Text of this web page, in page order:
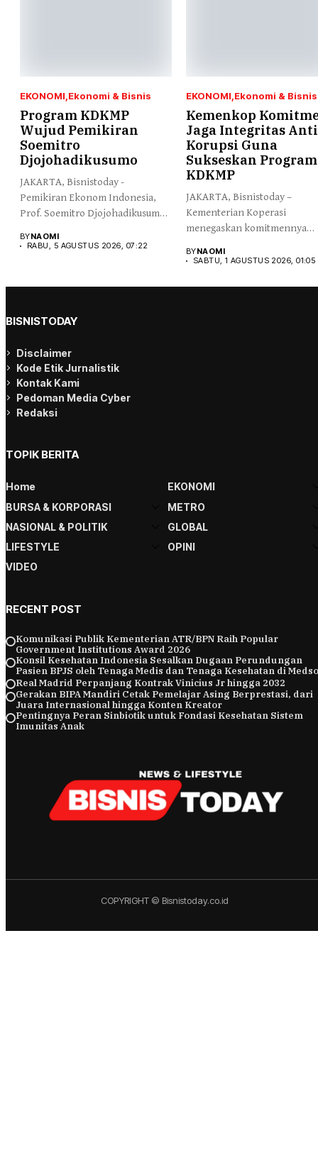
EKONOMI Ekonomi & Bisnis
Program KDKMP
Wujud Pemikiran
Soemitro
Djojohadikusumo
JAKARTA, Bisnistoday -
Pemikiran Ekonom Indonesia,
Prof. Soemitro Djojohadikusumo
BYNAOMI
RABU, 5 AGUSTUS 2026, 07:22
EKONOMI Ekonomi & Bisnis
Kemenkop
Jaga Integritas Anti
Korupsi Guna
Sukseskan Program
KDKMP
JAKARTA, Bisnistoday –
Kementerian Koperasi
menegaskan komitmennya
kepercayaan publik...
BYNAOMI
SABTU, 1 AGUSTUS 2026, 01:05
BISNISTODAY
Disclaimer
Kode Etik Jurnalistik
Kontak Kami
Pedoman Media Cyber
Redaksi
TOPIK BERITA
Home
EKONOMI
BURSA & KORPORASI
METRO
NASIONAL & POLITIK
GLOBAL
LIFESTYLE
OPINI
VIDEO
RECENT POST
Komunikasi Publik Kementerian ATR/BPN Raih Popular
Government Institutions Award 2026
Konsil Kesehatan Indonesia Sesalkan Dugaan Perundungan
Pasien BPJS oleh Tenaga Medis dan Tenaga Kesehatan di
Real Madrid Perpanjang Kontrak Vinicius Jr hingga 2032
Gerakan BIPA Mandiri Cetak Pemelajar Asing Berprestasi, dari
Juara Internasional hingga Konten Kreator
Pentingnya Peran Sinbiotik untuk Fondasi Kesehatan Sistem
Imunitas Anak
COPYRIGHT © Bisnistoday.co.id